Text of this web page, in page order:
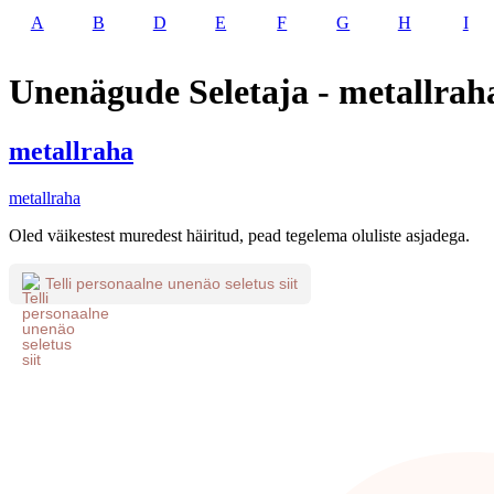
A B D E F G H I
Unenägude Seletaja -
metallraha
metallraha
Oled väikestest muredest häiritud, pead tegelema oluliste asjadega.
Telli personaalne unenäo seletus siit